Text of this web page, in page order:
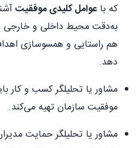
که با عوامل کلیدی موفقیت
به‌دقت محیط داخلی و خارجی
هم راستایی و همسوسازی
دهد.
مشاور یا تحلیلگر کسب و کار
موفقیت سازمان تهیه می‌کند.
مشاور یا تحلیلگر حمایت